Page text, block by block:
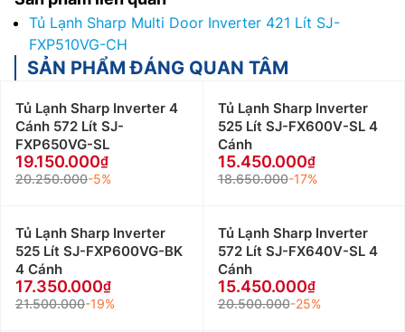
Tủ Lạnh Sharp Multi Door Inverter 421 Lít SJ-
FXP510VG-CH
SẢN PHẨM ĐÁNG QUAN TÂM
Tủ Lạnh Sharp Inverter 4
Cánh 572 Lít SJ-
FXP650VG-SL
19.150.000
20.250.000-5%
Tủ Lạnh Sharp Inverter
525 Lít SJ-FX600V-SL 4
Cánh
15.450.000
18.650.000-17%
Tủ Lạnh Sharp Inverter
525 Lít SJ-FXP600VG-BK
4 Cánh
17.350.000
21.500.000-19%
Tủ Lạnh Sharp Inverter
572 Lít SJ-FX640V-SL 4
Cánh
15.450.000
20.500.000-25%